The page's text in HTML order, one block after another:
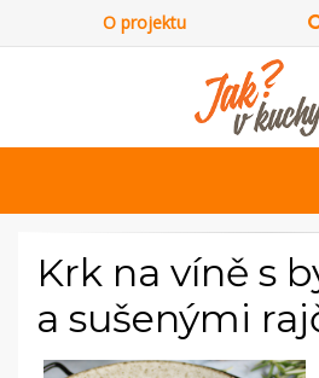
O projektu
Krk na víně s
a sušenými